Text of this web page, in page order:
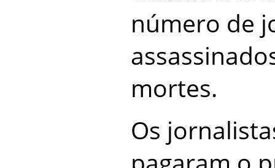
número de
mortes.
Os